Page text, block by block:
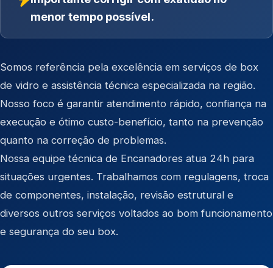
menor tempo possível.
Somos referência pela excelência em serviços de box
de vidro e assistência técnica especializada na região.
Nosso foco é garantir atendimento rápido, confiança na
execução e ótimo custo-benefício, tanto na prevenção
quanto na correção de problemas.
Nossa equipe técnica de Encanadores atua 24h para
situações urgentes. Trabalhamos com regulagens, troca
de componentes, instalação, revisão estrutural e
diversos outros serviços voltados ao bom funcionamento
e segurança do seu box.